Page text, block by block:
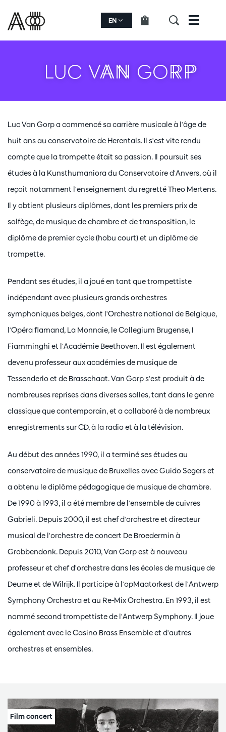
EN Menu
LUC VAN GORP
Luc Van Gorp a commencé sa carrière musicale à l'âge de
huit ans au conservatoire de Herentals. Il s'est vite rendu
compte que la trompette était sa passion. Il poursuit ses
études à la Kunsthumaniora du Conservatoire d'Anvers, où il
reçoit notamment l'enseignement du regretté Theo Mertens.
Il y obtient plusieurs diplômes, dont les premiers prix de
solfège, de musique de chambre et de transposition, le
diplôme de premier cycle (hobu court) et un diplôme de
trompette.
Pendant ses études, il a joué en tant que trompettiste
indépendant avec plusieurs grands orchestres
symphoniques belges, dont l'Orchestre national de Belgique,
l'Opéra flamand, La Monnaie, le Collegium Brugense, I
Fiamminghi et l'Académie Beethoven. Il est également
devenu professeur aux académies de musique de
Tessenderlo et de Brasschaat. Van Gorp s'est produit à de
nombreuses reprises dans diverses salles, tant dans le genre
classique que contemporain, et a collaboré à de nombreux
enregistrements sur CD, à la radio et à la télévision.
Au début des années 1990, il a terminé ses études au
conservatoire de musique de Bruxelles avec Guido Segers et
a obtenu le diplôme pédagogique de musique de chambre.
De 1990 à 1993, il a été membre de l'ensemble de cuivres
Gabrieli. Depuis 2000, il est chef d'orchestre et directeur
musical de l'orchestre de concert De Broedermin à
Grobbendonk. Depuis 2010, Van Gorp est à nouveau
professeur et chef d'orchestre dans les écoles de musique de
Deurne et de Wilrijk. Il participe à l'opMaatorkest de l'Antwerp
Symphony Orchestra et au Re-Mix Orchestra. En 1993, il est
nommé second trompettiste de l'Antwerp Symphony. Il joue
également avec le Casino Brass Ensemble et d'autres
orchestres et ensembles.